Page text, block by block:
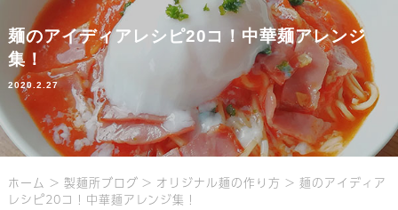
麺のアイディアレシピ20コ！中華麺アレンジ
集！
2020.2.27
ホーム > 製麺所ブログ > オリジナル麺の作り方 > 麺のアイディア
レシピ20コ！中華麺アレンジ集！